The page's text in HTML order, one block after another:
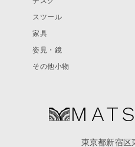
東京都新宿区
スツール
家具
姿見・鏡
その他小物